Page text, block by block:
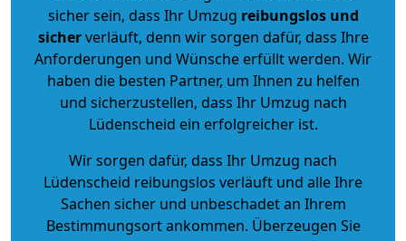
sicher sein, dass Ihr Umzug reibungslos und
sicherverläuft, denn wir sorgen dafür, dass Ihre
Anforderungen und Wünsche erfüllt werden. Wir
haben die besten Partner, um Ihnen zu helfen
und sicherzustellen, dass Ihr Umzug nach
Lüdenscheid ein erfolgreicher ist.
Wir sorgen dafür, dass Ihr Umzug nach
Lüdenscheid reibungslos verläuft und alle Ihre
Sachen sicher und unbeschadet an Ihrem
Bestimmungsort ankommen. Überzeugen Sie